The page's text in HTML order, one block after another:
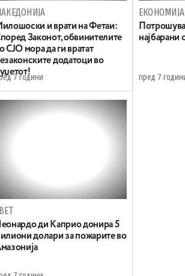
и врати на Фетаи:
Законот, обвинителите
СЈО мора да ги вратат
додатоци во
7 години
ЕКОНОМИЈА
најбарани
пред 7
ди Каприо донира 5
долари за пожарите во